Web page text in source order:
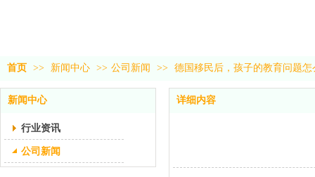
首页 >> 新闻中心 >> 公司新闻 >> 德国移民后，孩子的教育问题怎
新闻中心
行业资讯
公司新闻
详细内容